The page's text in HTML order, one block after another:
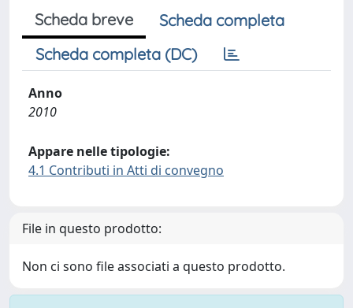
Scheda breve
Scheda completa
Scheda completa (DC)
Anno
2010
Appare nelle tipologie:
4.1 Contributi in Atti di convegno
File in questo prodotto:
Non ci sono file associati a questo prodotto.